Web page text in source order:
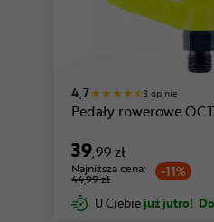
4,7 3 opinie
Pedały rowerowe
39,99 zł
-11%
Najniższa cena:
44,99 zł
U Ciebie już jutro!